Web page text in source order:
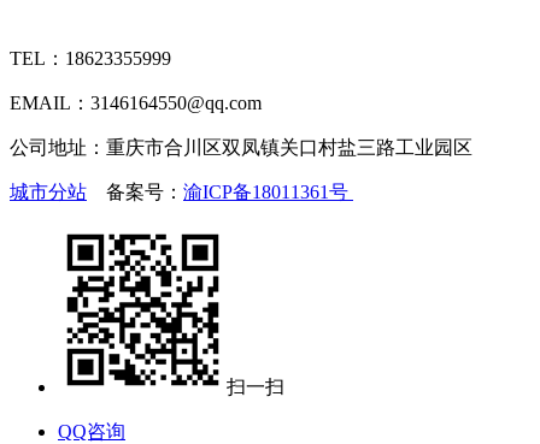
TEL：18623355999
EMAIL：3146164550@qq.com
公司地址：重庆市合川区双凤镇关口村盐三路工业园区
城市分站 备案号： 渝ICP备18011361号
扫一扫
QQ咨询